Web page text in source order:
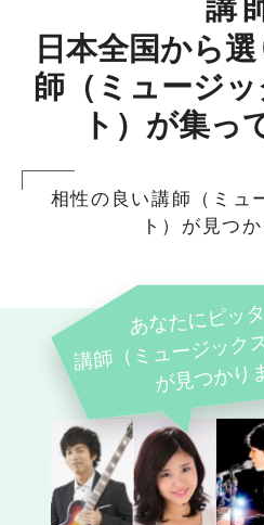
日本全国から
師（ミュージ
ト）が集っ
相性の良い講師（ミュ
ト）が見つ